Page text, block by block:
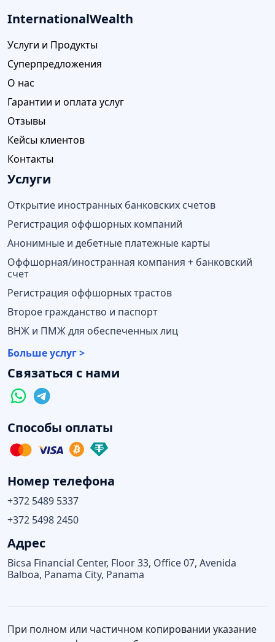
InternationalWealth
Услуги и Продукты
Суперпредложения
О нас
Гарантии и оплата услуг
Отзывы
Кейсы клиентов
Контакты
Услуги
Открытие иностранных банковских счетов
Регистрация оффшорных компаний
Анонимные и дебетные платежные карты
Оффшорная/иностранная компания + банковский
счет
Регистрация оффшорных трастов
Второе гражданство и паспорт
ВНЖ и ПМЖ для обеспеченных лиц
Больше услуг >
Связаться с нами
Способы оплаты
Номер телефона
+372 5489 5337
+372 5498 2450
Адрес
Bicsa Financial Center, Floor 33, Office 07, Avenida
Balboa, Panama City, Panama
При полном или частичном копировании указание